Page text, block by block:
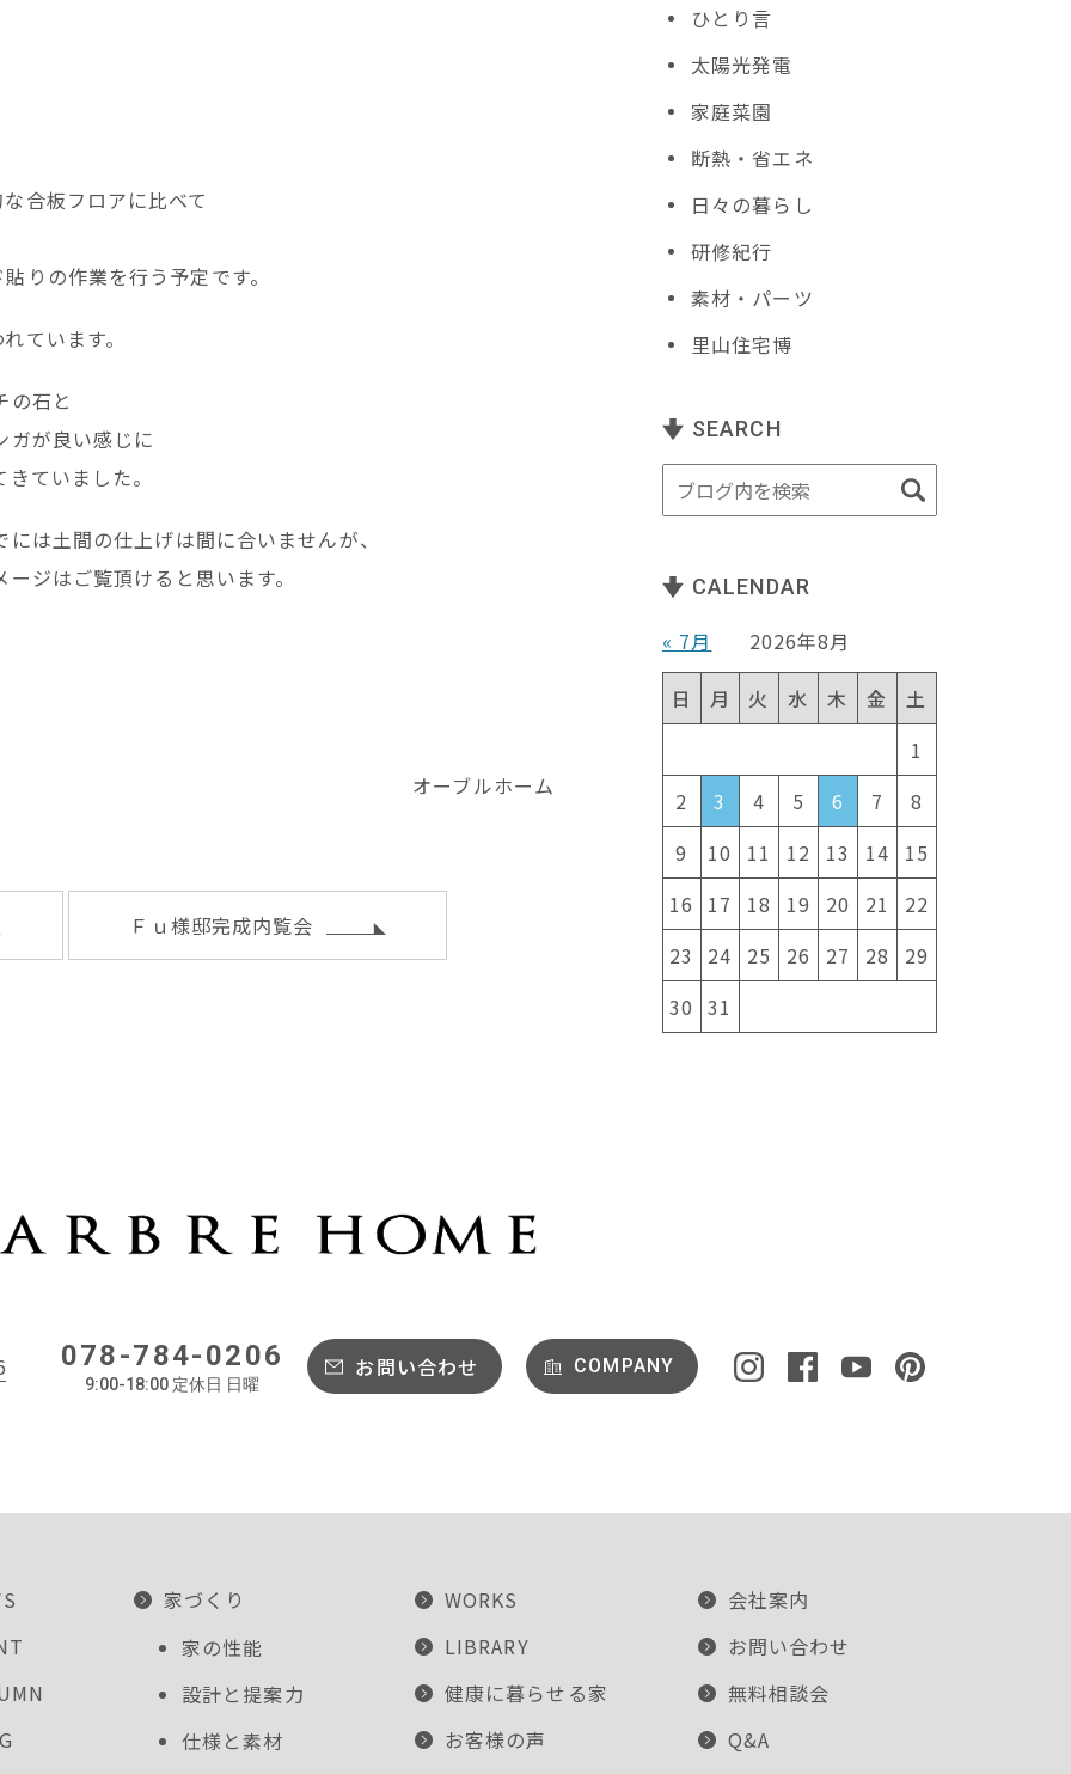
合板フロアに比べて
りの作業を行う予定です。
ています。
の石と
ガが良い感じに
ていました。
には土間の仕上げは間に合いませんが、
ージはご覧頂けると思います。
オーブルホーム
Ｆｕ様邸完成内覧会
ひとり言
太陽光発電
家庭菜園
断熱・省エネ
日々の暮らし
研修紀行
素材・パーツ
里山住宅博
SEARCH
CALENDAR
« 7月
2026年8月
日
月 火 水 木 金
土
1
2
3 4 5 6 7
8
9
10 11 12 13 14
15
16
17 18 19 20 21
22
23
24 25 26 27 28
29
30 31
078-784-0206
9:00-18:00 定休日 日曜
お問い合わせ COMPANY
家づくり
家の性能
設計と提案力
仕様と素材
WORKS
LIBRARY
健康に暮らせる家
お客様の声
会社案内
お問い合わせ
無料相談会
Q&A